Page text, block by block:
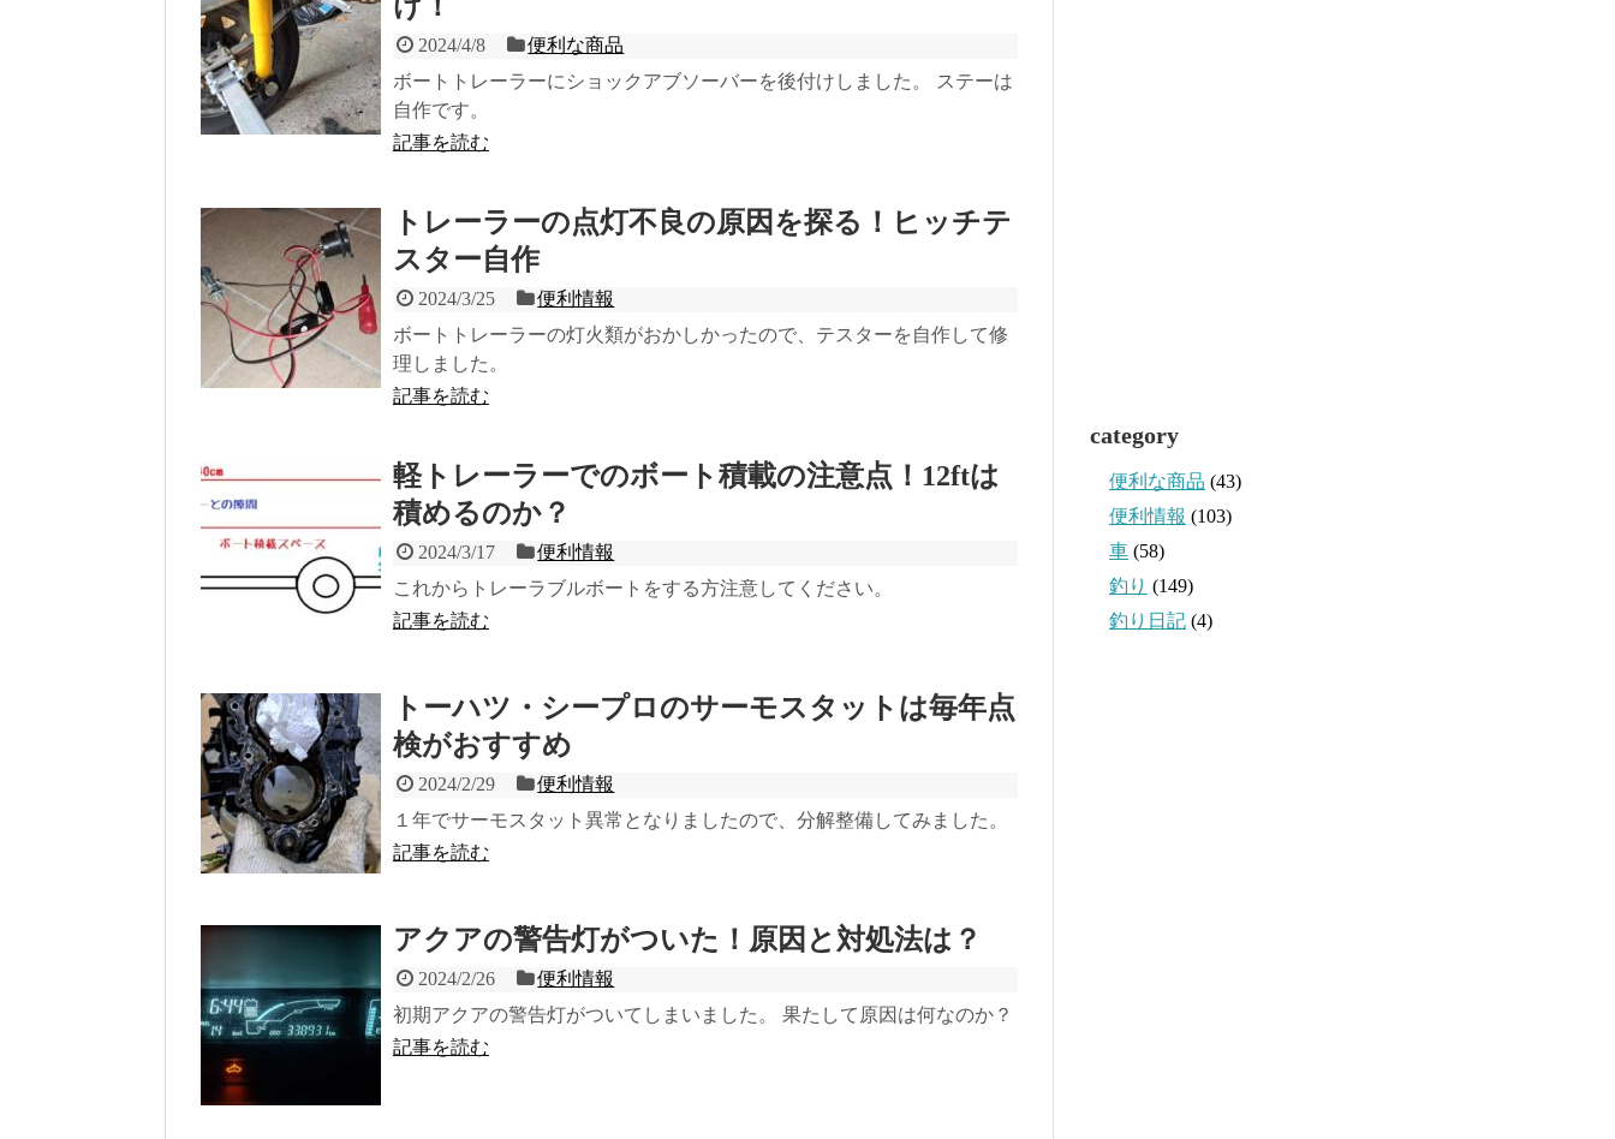
け！
2024/4/8
便利な商品
ボートトレーラーにショックアブソーバーを後付けしました。 ステーは
自作です。
記事を読む
トレーラーの点灯不良の原因を探る！ヒッチテ
スター自作
2024/3/25
便利情報
ボートトレーラーの灯火類がおかしかったので、テスターを自作して修
理しました。
記事を読む
軽トレーラーでのボート積載の注意点！12ftは
積めるのか？
2024/3/17
便利情報
これからトレーラブルボートをする方注意してください。
記事を読む
トーハツ・シープロのサーモスタットは毎年点
検がおすすめ
2024/2/29
便利情報
１年でサーモスタット異常となりましたので、分解整備してみました。
記事を読む
アクアの警告灯がついた！原因と対処法は？
2024/2/26
便利情報
初期アクアの警告灯がついてしまいました。 果たして原因は何なのか？
記事を読む
category
便利な商品 (43)
便利情報 (103)
車 (58)
釣り (149)
釣り日記 (4)